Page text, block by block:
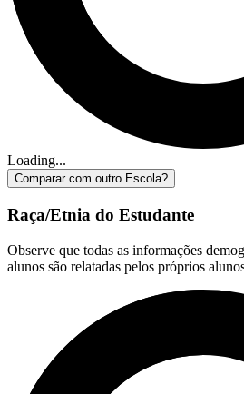
Loading...
Comparar com outro Escola?
Raça/Etnia do Estudante
Observe que todas as informações
alunos são relatadas pelos próprios